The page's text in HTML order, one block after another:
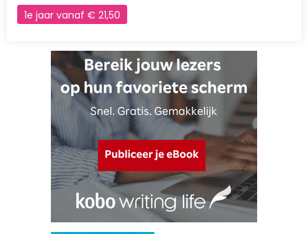
1e jaar vanaf € 21,50